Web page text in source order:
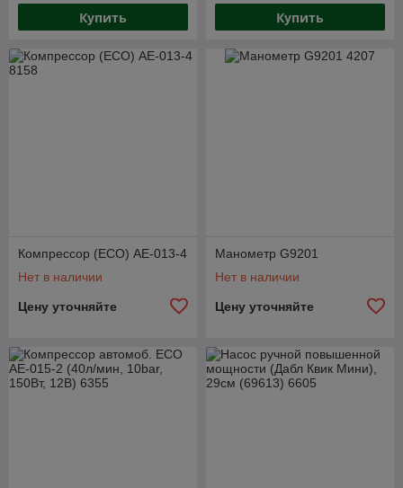
Купить Купить
Компрессор (ECO) AЕ-013-4
Нет в наличии
Цену уточняйте
Манометр G9201
Нет в наличии
Цену уточняйте